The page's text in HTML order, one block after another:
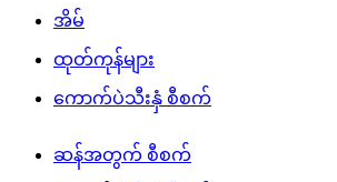
အိမ်
ထုတ်ကုန်များ
ကောက်ပဲသီးနှံ စီစက်
ဆန်အတွက် စီစက်